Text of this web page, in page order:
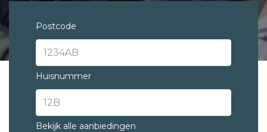
Postcode
Huisnummer
Bekijk alle aanbiedingen